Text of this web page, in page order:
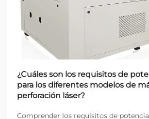
¿Cuáles son los requisitos de
para los diferentes modelos de
perforación láser?
Comprender los requisitos de